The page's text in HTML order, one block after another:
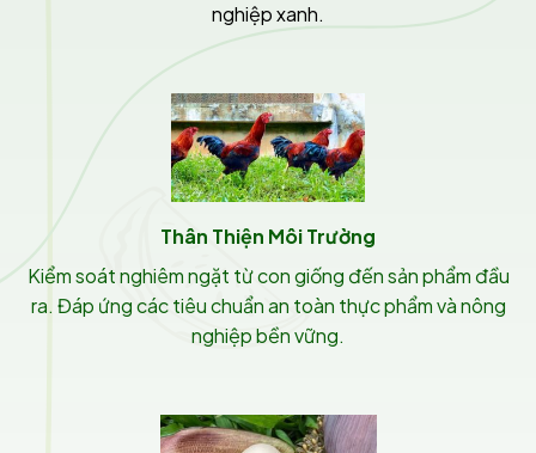
nghiệp xanh.
Thân Thiện Môi Trường
Kiểm soát nghiêm ngặt từ con giống đến sản phẩm đầu
ra. Đáp ứng các tiêu chuẩn an toàn thực phẩm và nông
nghiệp bền vững.